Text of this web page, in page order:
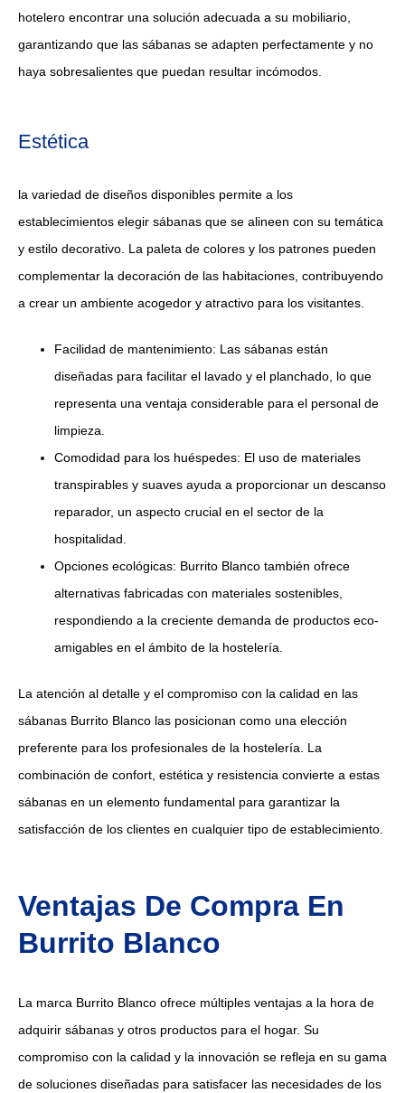
hotelero encontrar una solución adecuada a su mobiliario,
garantizando que las sábanas se adapten perfectamente y no
haya sobresalientes que puedan resultar incómodos.
Estética
la variedad de diseños disponibles permite a los
establecimientos elegir sábanas que se alineen con su temática
y estilo decorativo. La paleta de colores y los patrones pueden
complementar la decoración de las habitaciones, contribuyendo
a crear un ambiente acogedor y atractivo para los visitantes.
Facilidad de mantenimiento: Las sábanas están
diseñadas para facilitar el lavado y el planchado, lo que
representa una ventaja considerable para el personal de
limpieza.
Comodidad para los huéspedes: El uso de materiales
transpirables y suaves ayuda a proporcionar un descanso
reparador, un aspecto crucial en el sector de la
hospitalidad.
Opciones ecológicas: Burrito Blanco también ofrece
alternativas fabricadas con materiales sostenibles,
respondiendo a la creciente demanda de productos eco-
amigables en el ámbito de la hostelería.
La atención al detalle y el compromiso con la calidad en las
sábanas Burrito Blanco las posicionan como una elección
preferente para los profesionales de la hostelería. La
combinación de confort, estética y resistencia convierte a estas
sábanas en un elemento fundamental para garantizar la
satisfacción de los clientes en cualquier tipo de establecimiento.
Ventajas De Compra En
Burrito Blanco
La marca Burrito Blanco ofrece múltiples ventajas a la hora de
adquirir sábanas y otros productos para el hogar. Su
compromiso con la calidad y la innovación se refleja en su gama
de soluciones diseñadas para satisfacer las necesidades de los